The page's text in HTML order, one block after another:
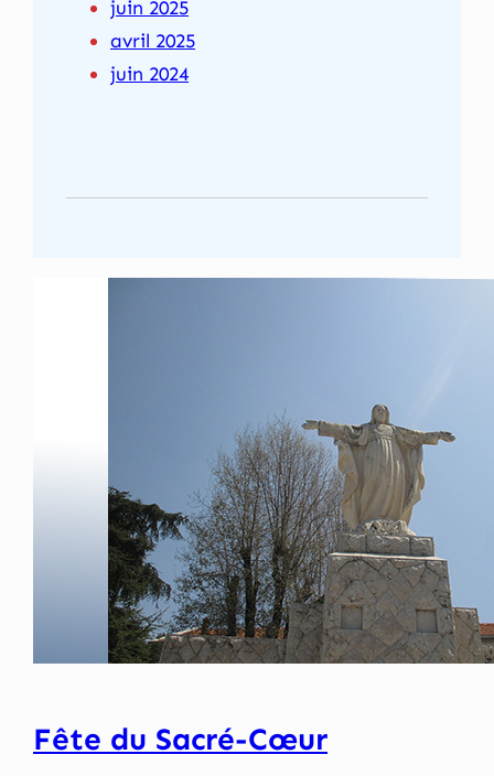
juin 2025
avril 2025
juin 2024
Fête du Sacré-Cœur